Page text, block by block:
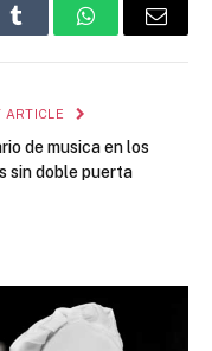
Tumblr WhatsAppEmail
ARTICLE
de musica en los
sin doble puerta